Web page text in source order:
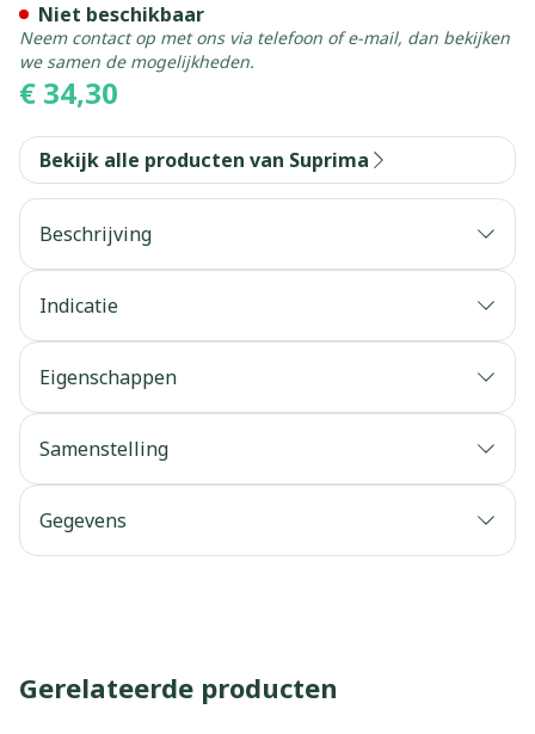
€ 34,30
Niet beschikbaar
Neem contact op met ons via telefoon of e-mail, dan bekijken
we samen de mogelijkheden.
Bekijk alle producten van Suprima
Beschrijving
Indicatie
Eigenschappen
Samenstelling
Gegevens
Gerelateerde producten